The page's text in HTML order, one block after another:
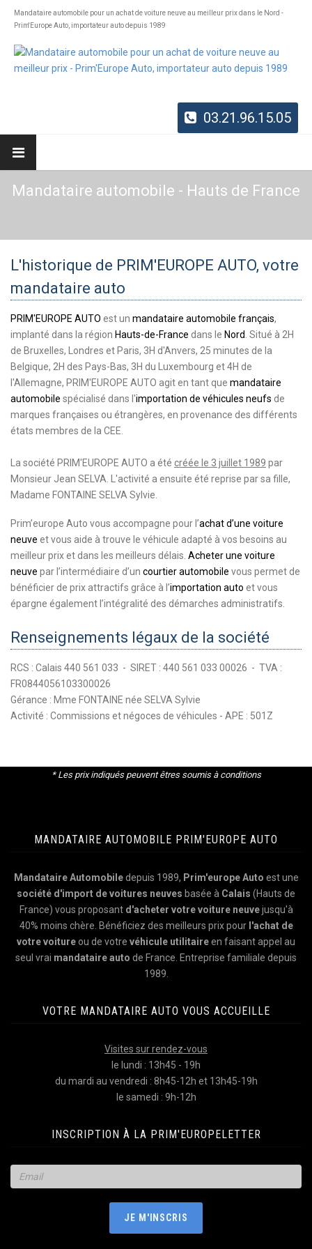
Mandataire automobile pour un achat de voiture neuve au meilleur prix dans le Nord -
Prim'Europe Auto, importateur auto depuis 1989
03.21.96.15.05
Mandataire automobile - Hauts de France
L'historique de PRIM'EUROPE AUTO, votre
mandataire auto
PRIM'EUROPE AUTO est un mandataire automobile français,
implanté dans la région Hauts-de-France dans le Nord . Situé à 2H
de Bruxelles, Londres et Paris, 3H d'Anvers, 25 minutes de la
Belgique, 2H des Pays-Bas, 3H du Luxembourg et 4H de
l'Allemagne, PRIM'EUROPE AUTO agit en tant que mandataire
automobile spécialisé dans l'importation de véhicules neufs de
marques françaises ou étrangères, en provenance des différents
états membres de la CEE.
La société PRIM'EUROPE AUTO a été créée le 3 juillet 1989 par
Monsieur Jean SELVA. L'activité a ensuite été reprise par sa fille,
Madame FONTAINE SELVA Sylvie.
Prim’europe Auto vous accompagne pour l’achat d’une voiture
neuve et vous aide à trouve le véhicule adapté à vos besoins au
meilleur prix et dans les meilleurs délais. Acheter une voiture
neuve par l’intermédiaire d’un courtier automobile vous permet de
bénéficier de prix attractifs grâce à l’importation auto et vous
épargne également l’intégralité des démarches administratifs.
Renseignements légaux de la société
RCS : Calais 440 561 033 - SIRET : 440 561 033 00026 - TVA :
FR0844056103300026
Gérance : Mme FONTAINE née SELVA Sylvie
Activité : Commissions et négoces de véhicules - APE : 501Z
* Les prix indiqués peuvent êtres soumis à conditions
MANDATAIRE AUTOMOBILE PRIM'EUROPE AUTO
Mandataire Automobiledepuis 1989, Prim'europe Auto est une
société d'import de voitures neuves basée à Calais (Hauts de
France) vous proposant d'acheter votre voiture neuvejusqu'à
40% moins chère. Bénéficiez des meilleurs prix pour l'achat de
votre voitureou de votre véhicule utilitaireen faisant appel au
seul vrai mandataire auto de France. Entreprise familiale depuis
1989.
VOTRE MANDATAIRE AUTO VOUS ACCUEILLE
Visites sur rendez-vous
le lundi : 13h45 - 19h
du mardi au vendredi : 8h45-12h et 13h45-19h
le samedi : 9h-12h
INSCRIPTION À LA PRIM'EUROPELETTER